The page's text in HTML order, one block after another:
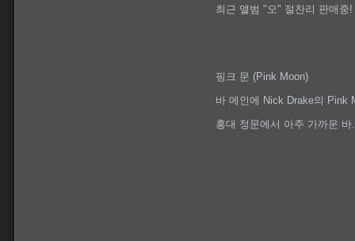
최근 앨범 "오" 절찬리 판매중!
핑크 문 (Pink Moon)
바 메인에 Nick Drake의 Pink
홍대 정문에서 아주 가까운 바.